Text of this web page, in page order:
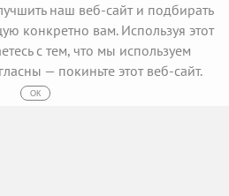
наш веб-сайт и подбирать
конкретно вам. Используя этот
с тем, что мы используем
— покиньте этот веб-сайт.
ОК